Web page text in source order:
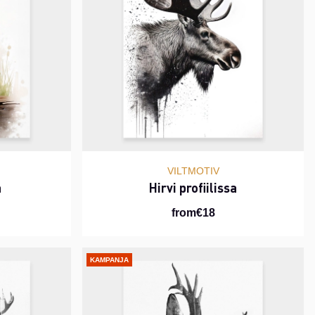
VILTMOTIV
Hirvi profiilissa
from€18
KAMPANJA